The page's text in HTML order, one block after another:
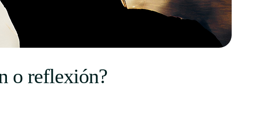
o reflexión?